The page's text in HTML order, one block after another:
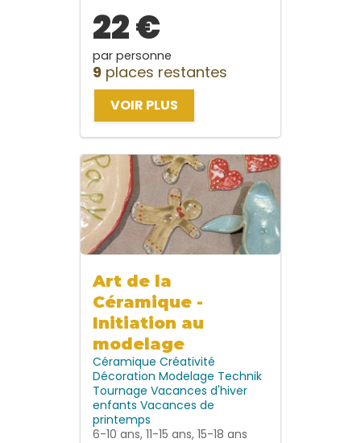
22 €
par personne
9 places restantes
VOIR PLUS
Art de la
Céramique -
Initiation au
modelage
Céramique Créativité
Décoration Modelage Technik
Tournage Vacances d'hiver
enfants Vacances de
printemps
6-10 ans, 11-15 ans, 15-18 ans